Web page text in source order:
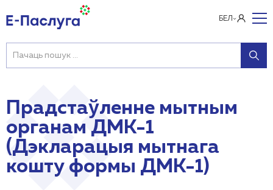
БЕЛ
Прадстаўленне мытным
органам ДМК-1
(Дэкларацыя мытнага
кошту формы ДМК-1)